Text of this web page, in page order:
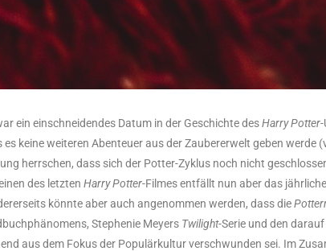
ein ein­schnei­den­des Datum in der Geschich­te desHar­ry Pot­ter
es kei­ne wei­te­ren Aben­teu­er aus der Zau­be­rer­welt geben wer­de
herr­schen, dass sich der Pot­ter-Zyklus noch nicht
des letz­tenHar­ry Pot­ter-Fil­mes ent­fällt nun aber das
könn­te aber auch ange­nom­men wer­den, dass die
Ste­phe­nie Mey­ers Twi­light-Serie und den
aus dem Fokus der Popu­lär­kul­tur ver­schwun­den sei. Im